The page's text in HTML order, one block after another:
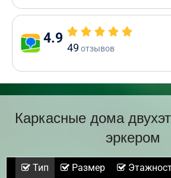
4.9
49 отзывов
Каркасные дома
эркером
Тип Размер